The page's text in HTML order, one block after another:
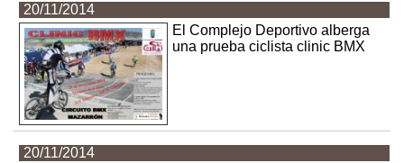
20/11/2014
El Complejo Deportivo alberga
una prueba ciclista clinic BMX
20/11/2014